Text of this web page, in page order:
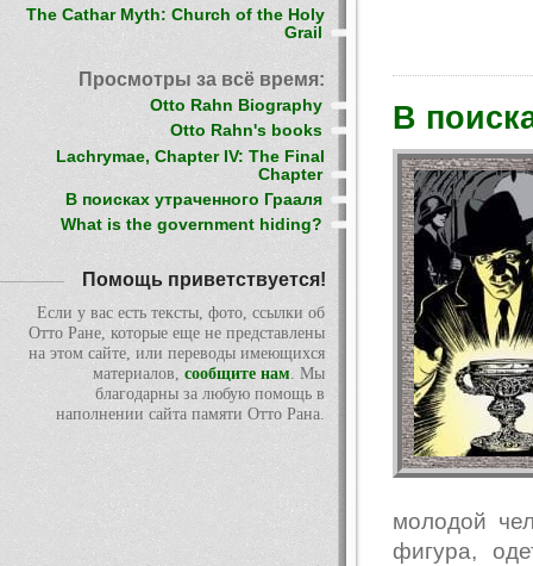
В
молодой
фигура,
The Cathar Myth: Church of the Holy
Grail
Просмотры за всё время:
Otto Rahn Biography
Otto Rahn's books
Lachrymae, Chapter IV: The Final
Chapter
В поисках утраченного Грааля
What is the government hiding?
Помощь приветствуется!
Если у вас есть тексты, фото, ссылки об
Отто Ране, которые еще не представлены
на этом сайте, или переводы имеющихся
материалов, сообщите нам. Мы
благодарны за любую помощь в
наполнении сайта памяти Отто Рана.